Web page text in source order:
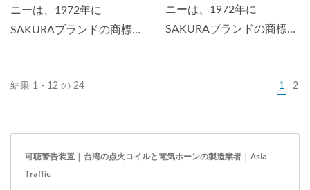
ニーは、1972年に
SAKURAブランドの商標を
インドネシア、バングラデ
ニーは、1972年に
SAKURAブランドの商標を
インドネシア、バングラデ
1998年には、ホーンのEマ
結果 1 - 12 の 24 1 2
可聴警告装置 | 台湾の点火コイルと電気ホーンの製造業者 | Asia
Traffic